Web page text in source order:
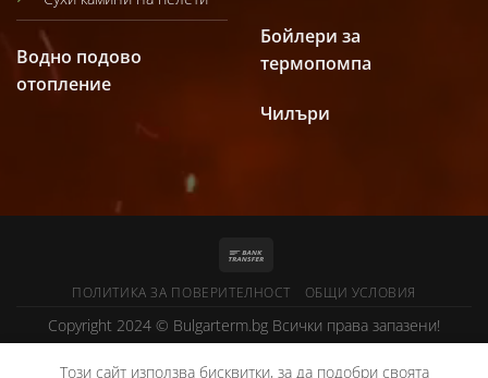
Водно подово
отопление
Бойлери за
термопомпа
Чилъри
ПОЛИТИКА ЗА ПОВЕРИТЕЛНОСТ ОБЩИ УСЛОВИЯ
Copyright 2024 © Bulgarterm.bg Всички права запазени!
Този сайт използва бисквитки, за да подобри своята